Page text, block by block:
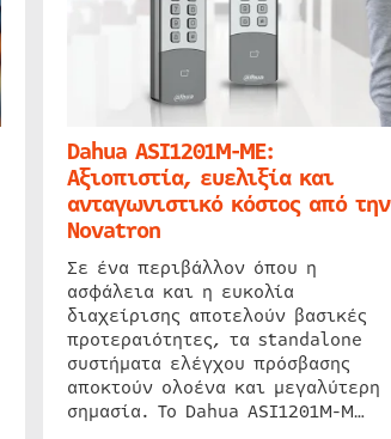
Dahua ASI1201M-ME:
Αξιοπιστία, ευελιξία και
ανταγωνιστικό κόστος από την
Novatron
Σε ένα περιβάλλον όπου η
ασφάλεια και η ευκολία
διαχείρισης αποτελούν βασικές
προτεραιότητες, τα standalone
συστήματα ελέγχου πρόσβασης
αποκτούν ολοένα και μεγαλύτερη
σημασία. Το Dahua ASI1201M-M…